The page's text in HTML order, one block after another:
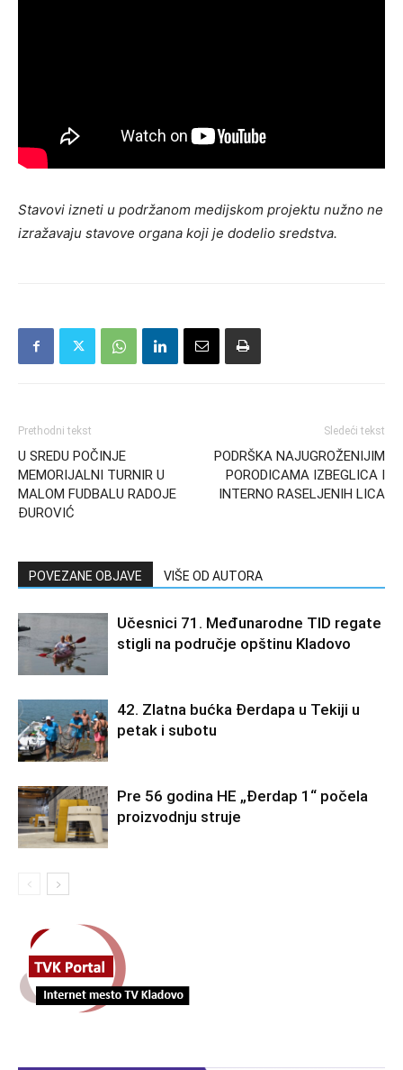
Stavovi izneti u podržanom medijskom projektu nužno ne
izražavaju stavove organa koji je dodelio sredstva.
Prethodni tekst
U SREDU POČINJE
MEMORIJALNI TURNIR U
MALOM FUDBALU RADOJE
ĐUROVIĆ
Sledeći tekst
PODRŠKA NAJUGROŽENIJIM
PORODICAMA IZBEGLICA I
INTERNO RASELJENIH LICA
POVEZANE OBJAVE VIŠE OD AUTORA
Učesnici 71. Međunarodne TID regate
stigli na područje opštinu Kladovo
42. Zlatna bućka Đerdapa u Tekiji u
petak i subotu
Pre 56 godina HE „Đerdap 1“ počela
proizvodnju struje